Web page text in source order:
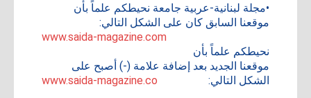
•مجلة لبنانية-عربية جامعة نحيطكم علماً بأن
موقعنا السابق كان على الشكل التالي:
www.saida-magazine.com
نحيطكم علماً بأن
موقعنا الجديد بعد إضافة علامة (-) أصبح على
الشكل التالي:
www.saida-magazine.co